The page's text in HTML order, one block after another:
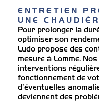
ENTRETIEN
UNE
Pour prolonger la
optimiser son
Ludo propose des
mesure à Lomme.
interventions
fonctionnement de
d’éventuelles
deviennent des